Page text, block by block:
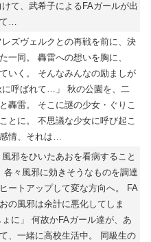
て、武希子によるFAガールが出
て…
レズヴェルクとの再戦を前に、決
一同。 轟雷への想いを胸に、
いく。 そんなみんなの励ましが
呼ばれて…」 秋の公園を、二
轟雷。 そこに謎の少女・ぐりこ
とに。 不思議な少女に呼び起こ
情、それは…
風邪をひいたあおを看病すること
各々風邪に効きそうなものを調達
ートアップして変な方向へ。 FA
の風邪は余計に悪化してしま
に」 何故かFAガール達が、あ
、一緒に高校生活中。 同級生の